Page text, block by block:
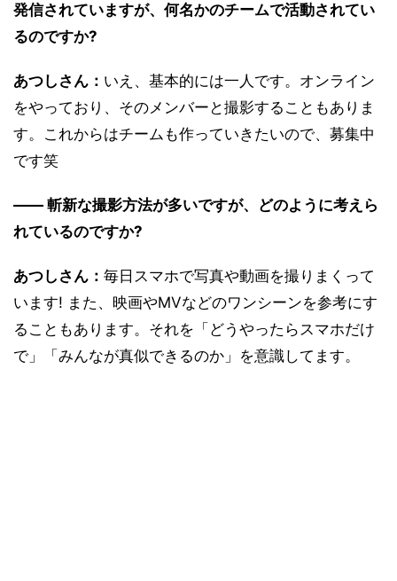
発信されていますが、何名かのチームで活動されてい
るのですか?
あつしさん： いえ、基本的には一人です。オンライン
をやっており、そのメンバーと撮影することもありま
す。これからはチームも作っていきたいので、募集中
です笑
―― 斬新な撮影方法が多いですが、どのように考えら
れているのですか?
あつしさん： 毎日スマホで写真や動画を撮りまくって
います! また、映画やMVなどのワンシーンを参考にす
ることもあります。それを「どうやったらスマホだけ
で」「みんなが真似できるのか」を意識してます。